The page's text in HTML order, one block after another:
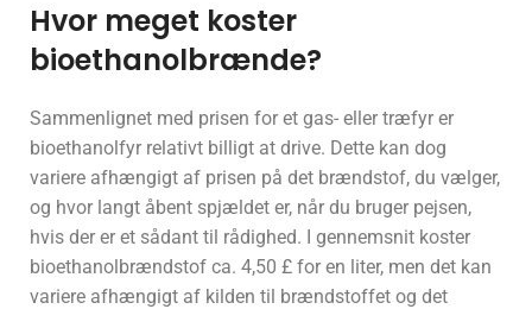
Hvor meget koster
bioethanolbrænde?
Sammenlignet med prisen for et gas- eller træfyr er
bioethanolfyr relativt billigt at drive. Dette kan dog
variere afhængigt af prisen på det brændstof, du vælger,
og hvor langt åbent spjældet er, når du bruger pejsen,
hvis der er et sådant til rådighed. I gennemsnit koster
bioethanolbrændstof ca. 4,50 £ for en liter, men det kan
variere afhængigt af kilden til brændstoffet og det